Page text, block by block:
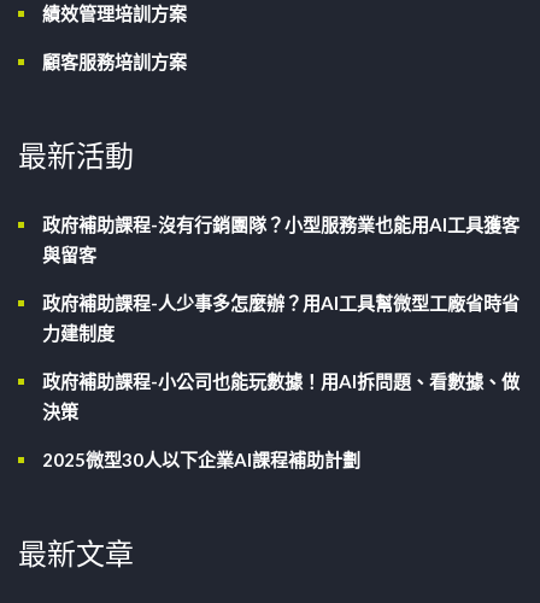
績效管理培訓方案
顧客服務培訓方案
最新活動
政府補助課程-沒有行銷團隊？小型服務業也能用AI工具獲客
與留客
政府補助課程-人少事多怎麼辦？用AI工具幫微型工廠省時省
力建制度
政府補助課程-小公司也能玩數據！用AI拆問題、看數據、做
決策
2025微型30人以下企業AI課程補助計劃
最新文章